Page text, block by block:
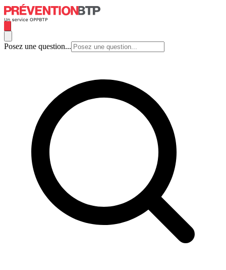
Posez une question...